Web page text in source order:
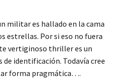
militar es hallado en la cama
estrellas. Por si eso no fuera
vertiginoso thriller es un
identificación. Todavía cree
forma pragmática….